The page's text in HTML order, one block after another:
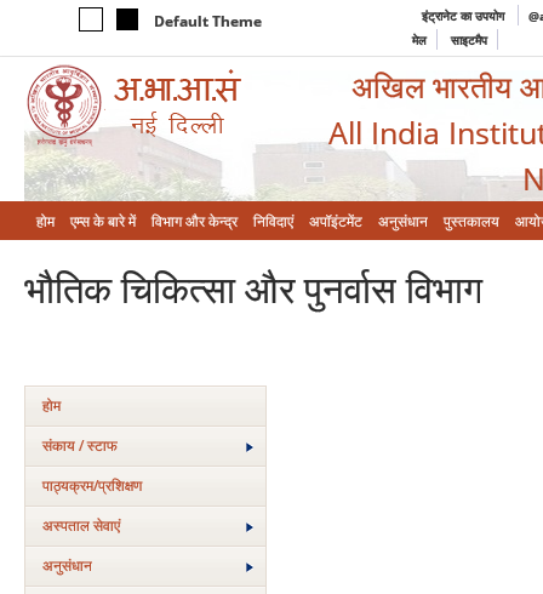
Default Theme इंट्रानेट का उपयोग
मेल
साइटमैप
अखिल भारतीय
All India
होम एम्‍स के बारे में विभाग और केन्‍द्र निविदाएं अपॉइंटमेंट अनुसंधान पुस्तकालय
भौतिक चिकित्सा और पुनर्वास विभाग
होम
संकाय / स्टाफ
पाठ्यक्रम/प्रशिक्षण
अस्‍पताल सेवाएं
अनुसंधान